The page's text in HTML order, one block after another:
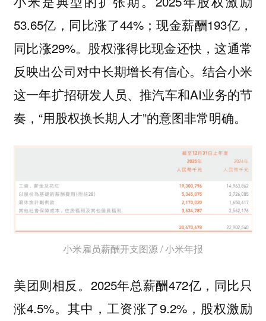
53.65亿，同比涨了44%；现金薪酬193亿，
同比涨29%。 股权涨得比现金还快 ，这通常
反映出公司对中长期增长有信心。结合小米
这一年扩招研发人员、推汽车和AI业务的节
奏，“用股权换长期人才”的意图非常明确。
小米雇员薪酬开支图源 / 小米年报
美团则相反。2025年总薪酬472亿，同比只
涨4.5%。其中，工资涨了9.2%，股权激励